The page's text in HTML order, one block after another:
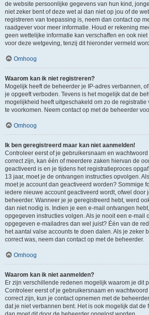
de website persoonlijke gegevens van hun kind,
niet zeker bent of deze wet al dan niet op jou of de
registreren van toepassing is, neem dan contact op
raadgever voor meer informatie. Houd er rekening
geen wettelijke informatie kan verschaffen en ook
voor deze wetgeving, tenzij dit hieronder vermeld
Omhoog
Waarom kan ik niet registreren?
Mogelijk heeft de beheerder je IP-adres verbannen,
je opgeeft verboden. Tevens is het mogelijk dat de
mogelijkheid heeft uitgeschakeld om zo de
te voorkomen. Neem contact op met de beheerder
Omhoog
Ik ben geregistreerd maar kan niet aanmelden!
Controleer eerst of je gebruikersnaam en
correct zijn, kan één of meerdere zaken hiervan de
geactiveerd is en je tijdens het registratieproces
13 jaar, moet je de ontvangen instructies opvolgen.
moet je account dan geactiveerd worden? Sommige
iedere nieuwe account geactiveerd wordt, ofwel door
beheerder. Wanneer je je geregistreerd hebt, werd
dan niet nodig is. Indien je een e-mail ontvangen
opgegeven instructies volgen. Als je nooit een e-mail
opgegeven e-mailadres dan wel juist? Één van de
het aantal valse accounts te doen dalen. Als je zeker
correct was, neem dan contact op met de beheerder.
Omhoog
Waarom kan ik niet aanmelden?
Er zijn verschillende redenen mogelijk waarom je dit
Controleer eerst of je gebruikersnaam en
correct zijn, kun je contact opnemen met de
dat je niet verbannen bent. Het is ook mogelijk dat de